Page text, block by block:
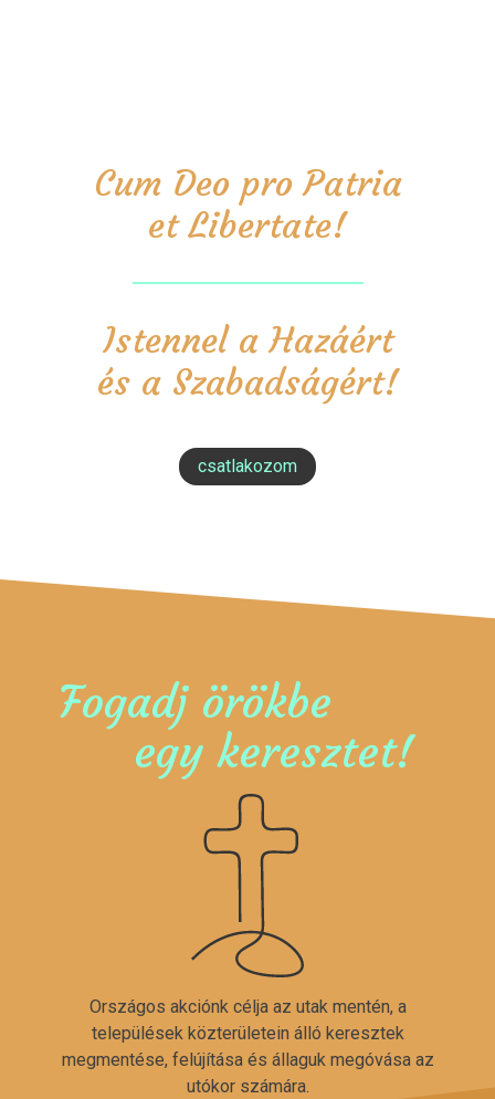
Cum Deo pro Patria
et Libertate!
Istennel a Hazáért
és a Szabadságért!
csatlakozom
Fogadj örökbe
egy keresztet!
Országos akciónk célja az utak mentén, a
települések közterületein álló keresztek
megmentése, felújítása és állaguk megóvása az
utókor számára.